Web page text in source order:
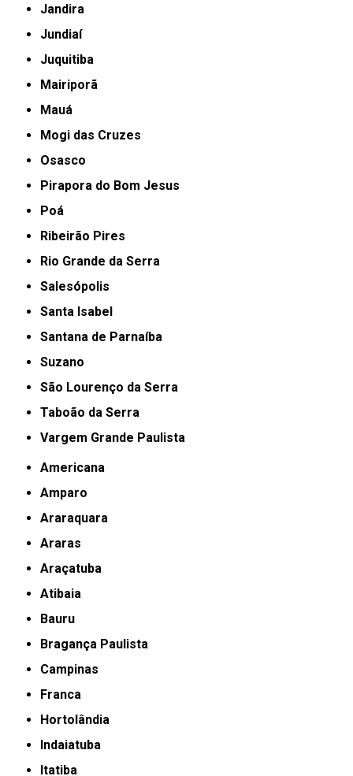
Jandira
Jundiaí
Juquitiba
Mairiporã
Mauá
Mogi das Cruzes
Osasco
Pirapora do Bom Jesus
Poá
Ribeirão Pires
Rio Grande da Serra
Salesópolis
Santa Isabel
Santana de Parnaíba
Suzano
São Lourenço da Serra
Taboão da Serra
Vargem Grande Paulista
Americana
Amparo
Araraquara
Araras
Araçatuba
Atibaia
Bauru
Bragança Paulista
Campinas
Franca
Hortolândia
Indaiatuba
Itatiba